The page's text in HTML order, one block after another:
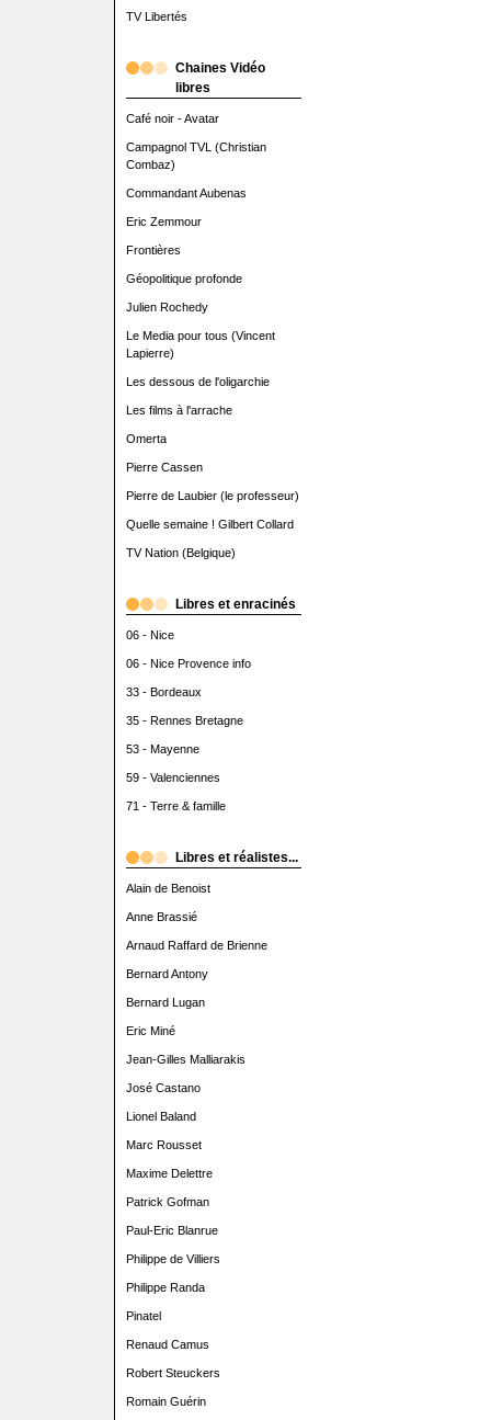
TV Libertés
Chaines Vidéo
libres
Café noir - Avatar
Campagnol TVL (Christian
Combaz)
Commandant Aubenas
Eric Zemmour
Frontières
Géopolitique profonde
Julien Rochedy
Le Media pour tous (Vincent
Lapierre)
Les dessous de l'oligarchie
Les films à l'arrache
Omerta
Pierre Cassen
Pierre de Laubier (le professeur)
Quelle semaine ! Gilbert Collard
TV Nation (Belgique)
Libres et enracinés
06 - Nice
06 - Nice Provence info
33 - Bordeaux
35 - Rennes Bretagne
53 - Mayenne
59 - Valenciennes
71 - Terre & famille
Libres et réalistes...
Alain de Benoist
Anne Brassié
Arnaud Raffard de Brienne
Bernard Antony
Bernard Lugan
Eric Miné
Jean-Gilles Malliarakis
José Castano
Lionel Baland
Marc Rousset
Maxime Delettre
Patrick Gofman
Paul-Eric Blanrue
Philippe de Villiers
Philippe Randa
Pinatel
Renaud Camus
Robert Steuckers
Romain Guérin